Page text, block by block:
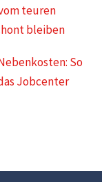
teuren
bleiben
So
Jobcenter